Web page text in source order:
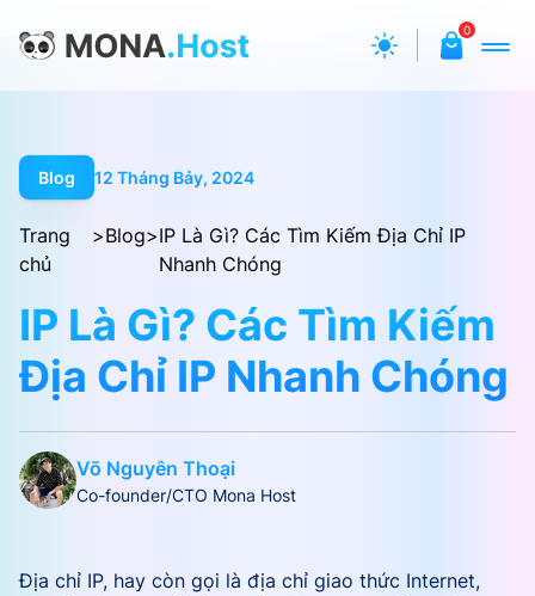
0
Blog 12 Tháng Bảy, 2024
Trang
chủ
>Blog>IP Là Gì? Các Tìm Kiếm Địa Chỉ IP
Nhanh Chóng
IP Là Gì? Các Tìm Kiếm
Địa Chỉ IP Nhanh Chóng
Võ Nguyên Thoại
Co-founder/CTO Mona Host
Địa chỉ IP, hay còn gọi là địa chỉ giao thức Internet,